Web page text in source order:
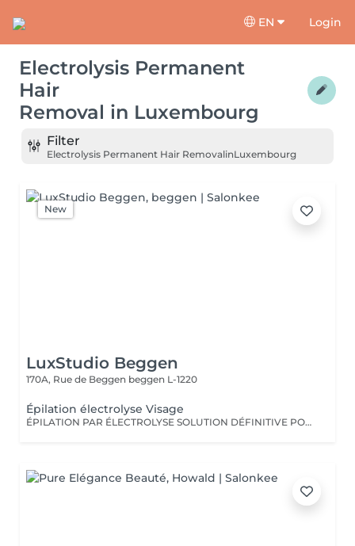
EN Login
Electrolysis Permanent
Hair
Removal in Luxembourg
Filter
Electrolysis Permanent Hair RemovalinLuxembourg
New
LuxStudio Beggen
170A, Rue de Beggen beggen L-1220
Épilation électrolyse Visage
ÉPILATION PAR ÉLECTROLYSE SOLUTION DÉFINITIVE POUR LE VISAGE L'épilation par électrolyse est une technique avancée qui permet d'éliminer définitivement les poils du visage, quelle que soit leur couleur ou type de peau. Contrairement aux autres méthodes d'épilation, elle cible directement la racine du poil par un courant électrique appliqué via une aiguille très fine, détruisant ainsi le follicule pileux de manière permanente. COMMENT FONCTIONNE L'ÉPILATION PAR ÉLECTROLYSE ? Chaque poil est traité individuellement en insérant une micro-aiguille dans le follicule pileux. Une impulsion électrique est alors envoyée pour détruire la racine et empêcher la repousse. Le processus est précis et efficace, garantissant des résultats permanents après plusieurs séances. QUAND APPARAISSENT LES RÉSULTATS ? Les résultats sont progressifs car chaque poil pousse selon son propre cycle. Plusieurs séances sont nécessaires pour traiter tous les poils d'une zone de manière définitive. Dès les premières séances, une réduction visible de la densité des poils est observée, jusqu'à leur élimination complète. QUI PEUT FAIRE L'ÉPILATION PAR ÉLECTROLYSE ? Adaptée à tous les types de peau (claires, mates et foncées) Convient aux poils blonds, roux, gris et foncés, contrairement au laser Idéale pour les zones sensibles du visage, comme la lèvre supérieure, le menton et les joues Parfaite pour ceux qui veulent une solution définitive après d'autres méthodes Contre-indications : Peaux présentant des lésions, infections, acné sévère ou hypersensibilité cutanée Personnes portant un pacemaker ou atteintes de certaines maladies dermatologiques INTERVALLE ENTRE LES SÉANCES La fréquence des séances dépend de la zone traitée et de la densité des poils. Généralement, elles sont espacées de 2 à 4 semaines au début, puis plus éloignées au fur et à mesure que les poils deviennent plus fins et moins nombreux. SOINS AVANT & APRÈS LE TRAITEMENT Avant la séance : Évitez l'exposition au soleil 48 heures avant Ne pas arracher les poils (cire ou pince), uniquement les raser si nécessaire Hydratez bien la peau pour éviter toute irritation Après la séance : Appliquer une crème apaisante pour calmer la peau Éviter le soleil et les UV pendant 48 heures Ne pas toucher ni gratter la zone traitée Éviter le maquillage sur la zone traitée pendant 24 heures Ne pas utiliser de produits irritants comme les acides ou gommages pendant quelques jours L'épilation par électrolyse est la seule méthode 100% définitive, efficace sur tous les types de poils et de peaux. Elle est idéale pour celles et ceux qui souhaitent un résultat durable et précis, en particulier sur le visage. Lux Studio Esthétique Avancée